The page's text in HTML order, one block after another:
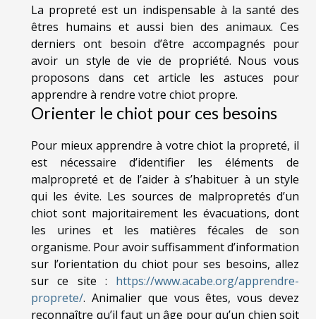
La propreté est un indispensable à la santé des
êtres humains et aussi bien des animaux. Ces
derniers ont besoin d’être accompagnés pour
avoir un style de vie de propriété. Nous vous
proposons dans cet article les astuces pour
apprendre à rendre votre chiot propre.
Orienter le chiot pour ces besoins
Pour mieux apprendre à votre chiot la propreté, il
est nécessaire d’identifier les éléments de
malpropreté et de l’aider à s’habituer à un style
qui les évite. Les sources de malpropretés d’un
chiot sont majoritairement les évacuations, dont
les urines et les matières fécales de son
organisme. Pour avoir suffisamment d’information
sur l’orientation du chiot pour ses besoins, allez
sur ce site : https://www.acabe.org/apprendre-
proprete/. Animalier que vous êtes, vous devez
reconnaître qu’il faut un âge pour qu’un chien soit